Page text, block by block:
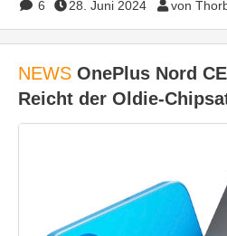
6 28. Juni 2024 von
NEWS OnePlus Nord
Reicht der Oldie-